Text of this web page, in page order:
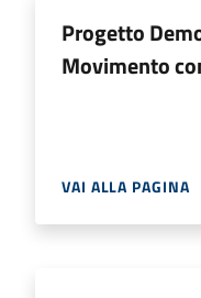
Progetto
Movimento
VAI ALLA PAGINA